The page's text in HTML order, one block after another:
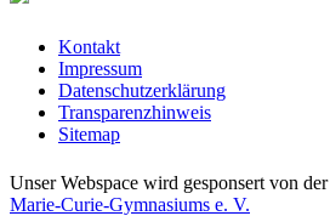
Kontakt
Impressum
Datenschutzerklärung
Transparenzhinweis
Sitemap
Unser Webspace wird gesponsert von der
Marie-Curie-Gymnasiums e. V.